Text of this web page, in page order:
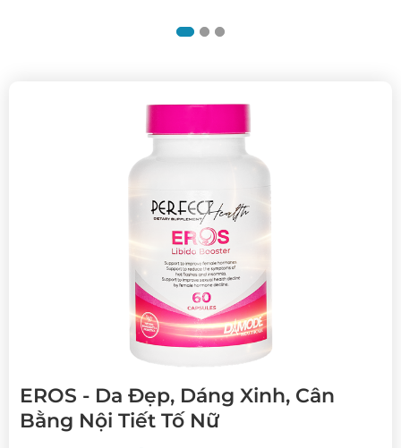
EROS - Da Đẹp, Dáng Xinh, Cân
Bằng Nội Tiết Tố Nữ